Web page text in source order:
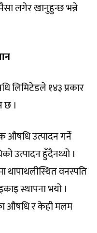
लगेर खानुहुन्छ भन्ने
लिमिटेडले १४३ प्रकार
छ ।
औषधि उत्पादन गर्ने
उत्पादन हुँदैनथ्यो ।
थापाथलीस्थित वनस्पति
स्थापना भयो ।
औषधि र केही मलम